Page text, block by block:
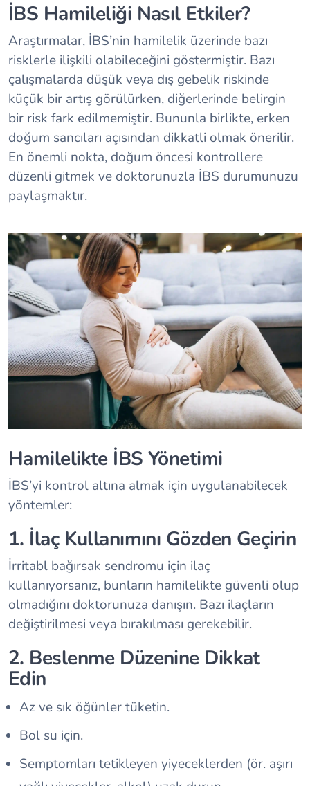
İBS Hamileliği Nasıl Etkiler?
Araştırmalar, İBS’nin hamilelik üzerinde bazı
risklerle ilişkili olabileceğini göstermiştir. Bazı
çalışmalarda düşük veya dış gebelik riskinde
küçük bir artış görülürken, diğerlerinde belirgin
bir risk fark edilmemiştir. Bununla birlikte, erken
doğum sancıları açısından dikkatli olmak önerilir.
En önemli nokta, doğum öncesi kontrollere
düzenli gitmek ve doktorunuzla İBS durumunuzu
paylaşmaktır.
Hamilelikte İBS Yönetimi
İBS’yi kontrol altına almak için uygulanabilecek
yöntemler:
1. İlaç Kullanımını Gözden Geçirin
İrritabl bağırsak sendromu için ilaç
kullanıyorsanız, bunların hamilelikte güvenli olup
olmadığını doktorunuza danışın. Bazı ilaçların
değiştirilmesi veya bırakılması gerekebilir.
2. Beslenme Düzenine Dikkat
Edin
Az ve sık öğünler tüketin.
Bol su için.
Semptomları tetikleyen yiyeceklerden (ör. aşırı